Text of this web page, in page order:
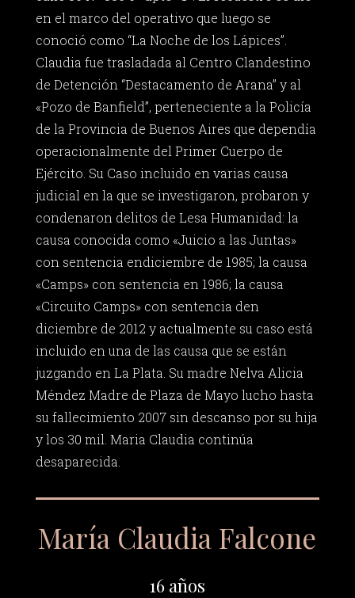
en el marco del operativo que luego se
conoció como “La Noche de los Lápices”.
Claudia fue trasladada al Centro Clandestino
de Detención “Destacamento de Arana” y al
«Pozo de Banfield”, perteneciente a la Policía
de la Provincia de Buenos Aires que dependía
operacionalmente del Primer Cuerpo de
Ejército. Su Caso incluido en varias causa
judicial en la que se investigaron, probaron y
condenaron delitos de Lesa Humanidad: la
causa conocida como «Juicio a las Juntas»
con sentencia endiciembre de 1985; la causa
«Camps» con sentencia en 1986; la causa
«Circuito Camps» con sentencia den
diciembre de 2012 y actualmente su caso está
incluido en una de las causa que se están
juzgando en La Plata. Su madre Nelva Alicia
Méndez Madre de Plaza de Mayo lucho hasta
su fallecimiento 2007 sin descanso por su hija
y los 30 mil. Maria Claudia continúa
desaparecida.
María Claudia Falcone
16 años